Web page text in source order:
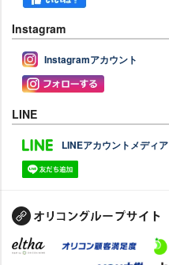
Instagram
Instagramアカウント
LINE
LINEアカウントメディア